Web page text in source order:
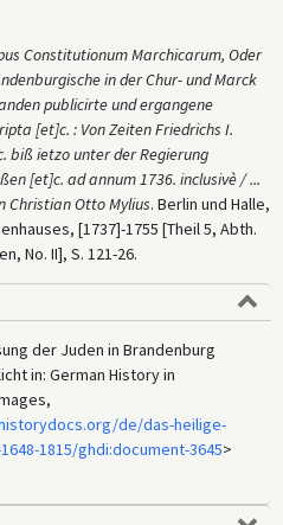
Constitutionum Marchicarum, Oder
in der Chur- und Marck
publicirte und ergangene
[et]c. : Von Zeiten Friedrichs I.
biß ietzo unter der Regierung
[et]c. ad annum 1736. inclusivè / ...
Christian Otto Mylius. Berlin und Halle,
[1737]-1755 [Theil 5, Abth.
No. II], S. 121-26.
der Juden in Brandenburg
in: German History in
de/das-heilige-
1815/ghdi:document-3645>